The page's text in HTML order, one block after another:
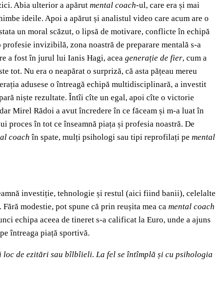
Abia ulterior a apărut mental coach-ul, care era și mai
ideile. Apoi a apărut și analistul video care acum are o
un moral scăzut, o lipsă de motivare, conflicte în echipă
invizibilă, zona noastră de preparare mentală s-a
a fost în jurul lui Ianis Hagi, acea generație de fier, cum a
Nu era o neapărat o surpriză, că asta pățeau mereu
adusese o întreagă echipă multidisciplinară, a investit
niște rezultate. Întîi cîte un egal, apoi cîte o victorie
Mirel Rădoi a avut încredere în ce făceam și m-a luat în
proces în tot ce înseamnă piața și profesia noastră. De
coach în spate, mulți psihologi sau tipi reprofilați pe mental
investiție, tehnologie și restul (aici fiind banii), celelalte
modestie, pot spune că prin reușita mea ca mental coach
echipa aceea de tineret s-a calificat la Euro, unde a ajuns
întreaga piață sportivă.
loc de ezitări sau bîlbîieli. La fel se întîmplă și cu psihologia